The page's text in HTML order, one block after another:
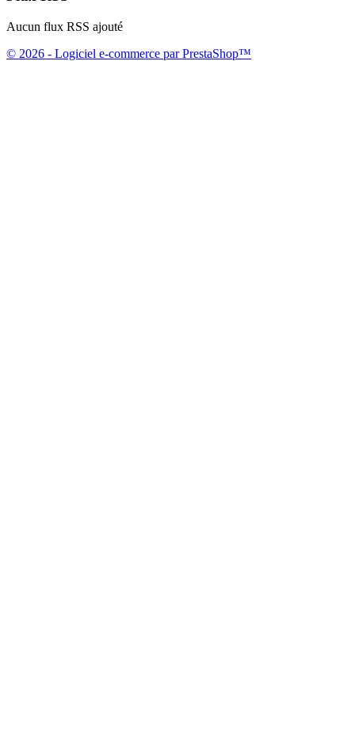
Aucun flux RSS ajouté
© 2026 - Logiciel e-commerce par PrestaShop™